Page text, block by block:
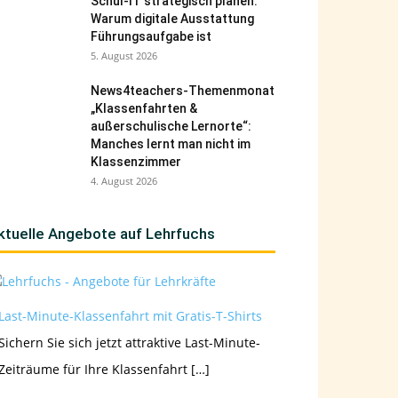
Warum digitale Ausstattung
Führungsaufgabe ist
5. August 2026
News4teachers-Themenmonat
„Klassenfahrten &
außerschulische Lernorte“:
Manches lernt man nicht im
Klassenzimmer
4. August 2026
Angebote auf Lehrfuchs
Last-Minute-Klassenfahrt mit Gratis-T-Shirts
Sie sich jetzt attraktive Last-Minute-
für Ihre Klassenfahrt […]